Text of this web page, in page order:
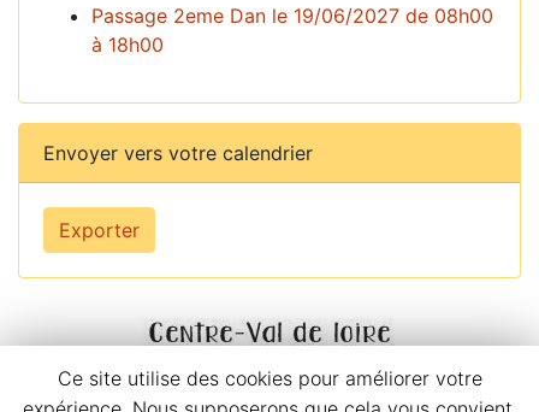
Passage 2eme Dan le 19/06/2027 de 08h00
à 18h00
Envoyer vers votre calendrier
Exporter
Ce site utilise des cookies pour améliorer votre